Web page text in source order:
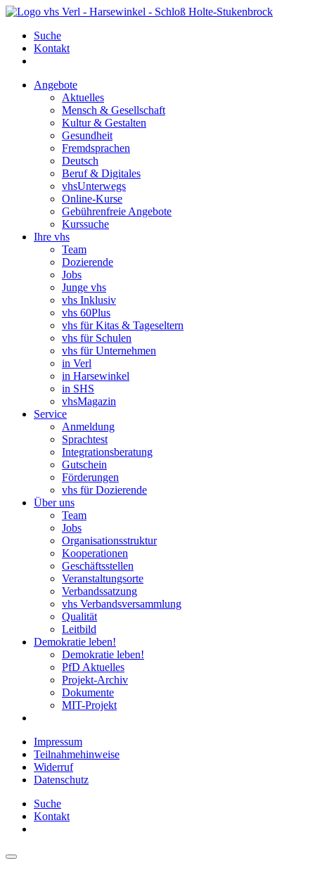
Suche
Kontakt
Angebote
Aktuelles
Mensch & Gesellschaft
Kultur & Gestalten
Gesundheit
Fremdsprachen
Deutsch
Beruf & Digitales
vhsUnterwegs
Online-Kurse
Gebührenfreie Angebote
Kurssuche
Ihre vhs
Team
Dozierende
Jobs
Junge vhs
vhs Inklusiv
vhs 60Plus
vhs für Kitas & Tageseltern
vhs für Schulen
vhs für Unternehmen
in Verl
in Harsewinkel
in SHS
vhsMagazin
Service
Anmeldung
Sprachtest
Integrationsberatung
Gutschein
Förderungen
vhs für Dozierende
Über uns
Team
Jobs
Organisationsstruktur
Kooperationen
Geschäftsstellen
Veranstaltungsorte
Verbandssatzung
vhs Verbandsversammlung
Qualität
Leitbild
Demokratie leben!
Demokratie leben!
PfD Aktuelles
Projekt-Archiv
Dokumente
MIT-Projekt
Impressum
Teilnahmehinweise
Widerruf
Datenschutz
Suche
Kontakt